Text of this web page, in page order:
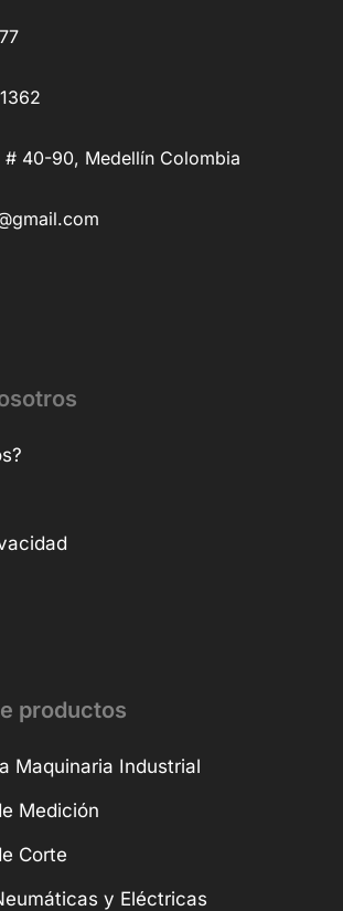
# 40-90, Medellín Colombia
productos
Maquinaria Industrial
Medición
Corte
y Eléctricas